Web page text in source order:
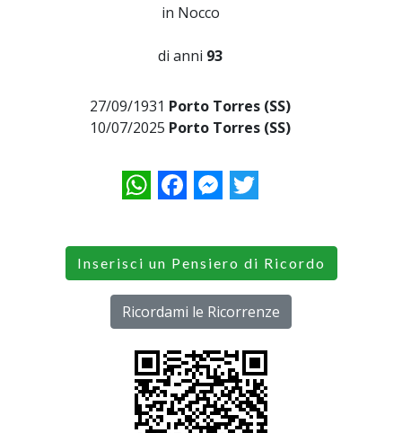
in Nocco
di anni 93
27/09/1931 Porto Torres (SS)
10/07/2025 Porto Torres (SS)
WhatsAppFacebookMessenger
Twitter
Inserisci un Pensiero di Ricordo
Ricordami le Ricorrenze